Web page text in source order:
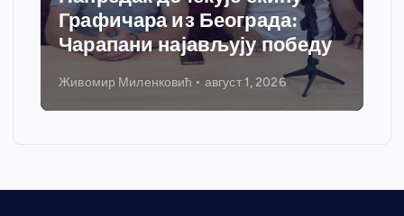
Графичара из Београда:
Чарапани најављују победу
Живомир Миленковић август 1, 2026